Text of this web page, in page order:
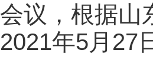
会议，根据山
2021年5月27